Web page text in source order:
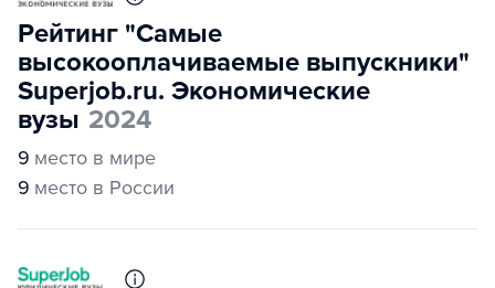
Рейтинг "Самые
высокооплачиваемые выпускники"
Superjob.ru. Экономические
вузы 2024
9 место в мире
9 место в России